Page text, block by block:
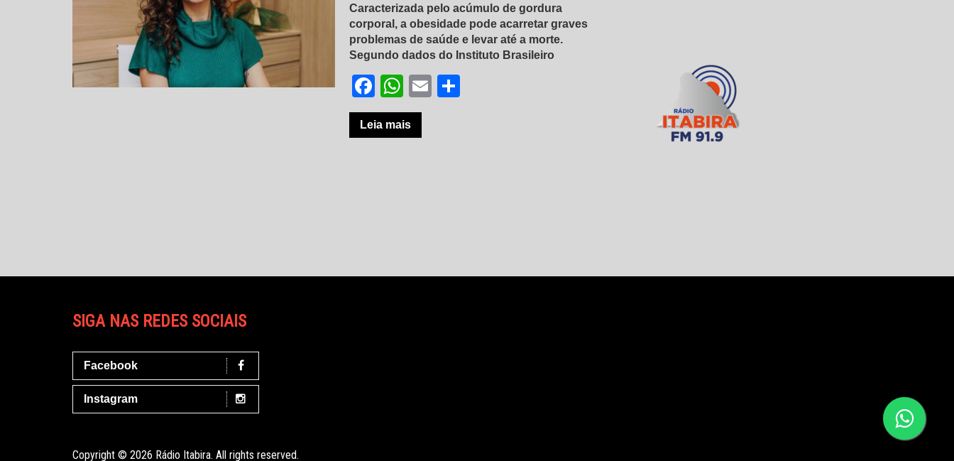
Caracterizada pelo acúmulo de gordura
corporal, a obesidade pode acarretar graves
problemas de saúde e levar até a morte.
Segundo dados do Instituto Brasileiro
Facebook
WhatsApp
Email
Leia mais
SIGA NAS REDES SOCIAIS
Facebook
Instagram
Copyright © 2026 Rádio Itabira. All rights reserved.